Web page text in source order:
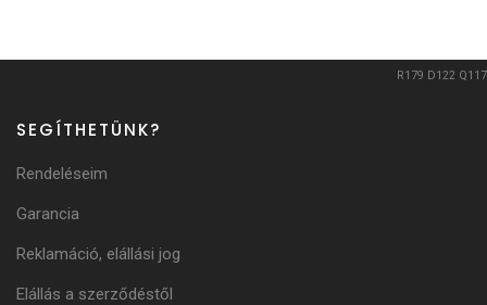
R179 D122 Q117
SEGÍTHETÜNK?
Rendeléseim
Garancia
Reklamáció, elállási jog
Elállás a szerződéstől